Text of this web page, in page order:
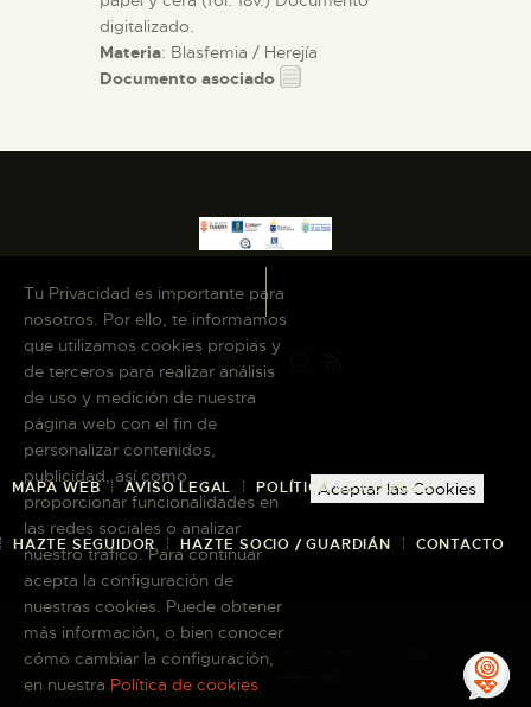
digitalizado.
Materia: Blasfemia / Herejía
Documento asociado
MAPA WEB AVISO LEGAL POLÍTICA DE COOKIES
HAZTE SEGUIDOR HAZTE SOCIO / GUARDIÁN CONTACTO
Copyright © 2026 El Museo Canario · Todos
los derechos reservados
Tu Privacidad es importante para
nosotros. Por ello, te informamos
que utilizamos cookies propias y
de terceros para realizar análisis
de uso y medición de nuestra
página web con el fin de
personalizar contenidos,
publicidad, así como
proporcionar funcionalidades en
las redes sociales o analizar
nuestro tráfico. Para continuar
acepta la configuración de
nuestras cookies. Puede obtener
más información, o bien conocer
cómo cambiar la configuración,
en nuestra Política de cookies
Aceptar las Cookies